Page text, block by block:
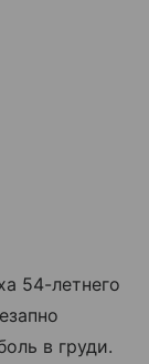
54-летнего
в груди.